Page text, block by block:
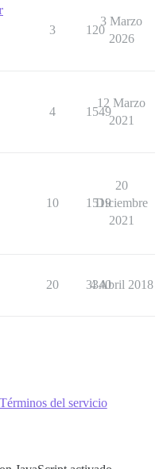
3 120
3 Marzo
2026
4 1549
12 Marzo
2021
10 1519
20
Diciembre
2021
20 3340
4 Abril 2018
Términos del servicio